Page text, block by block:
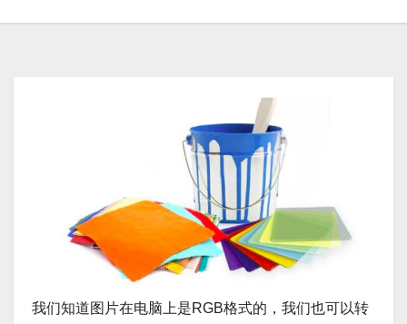
我们知道图片在电脑上是RGB格式的，我们也可以转